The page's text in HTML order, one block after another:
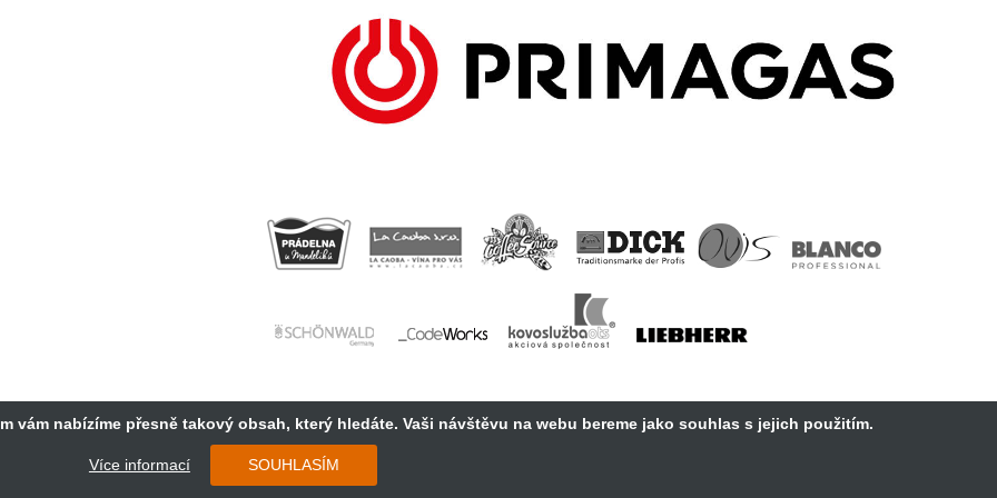
Copyright 2018 Cosmopolitan Central Europe s.r.o.
vám nabízíme přesně takový obsah, který hledáte. Vaši návštěvu na webu bereme jako souhlas s jejich použitím.
Více informací SOUHLASÍM